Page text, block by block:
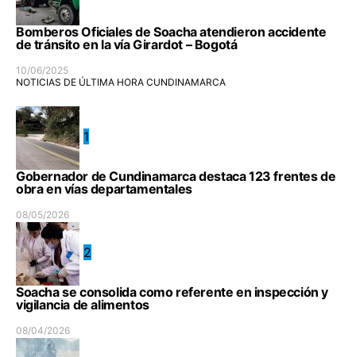
Bomberos Oficiales de Soacha atendieron accidente
de tránsito en la vía Girardot – Bogotá
10/06/2025
NOTICIAS DE ÚLTIMA HORA CUNDINAMARCA
1
Gobernador de Cundinamarca destaca 123 frentes de
obra en vías departamentales
08/05/2026
2
Soacha se consolida como referente en inspección y
vigilancia de alimentos
08/04/2026